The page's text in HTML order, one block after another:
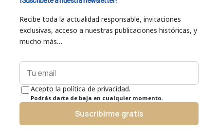
Recibe toda la actualidad responsable, invitaciones
exclusivas, acceso a nuestras publicaciones históricas, y
mucho más…
Acepto la política de privacidad.
Podrás darte de baja en cualquier momento.
Suscribirme gratis